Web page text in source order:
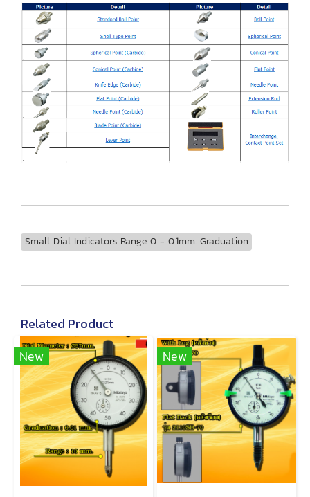
Small Dial Indicators Range 0 - 0.1mm. Graduation
Related Product
New
New